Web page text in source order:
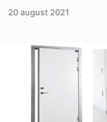
Abonnere
Ledige stillinger
20 august 2021